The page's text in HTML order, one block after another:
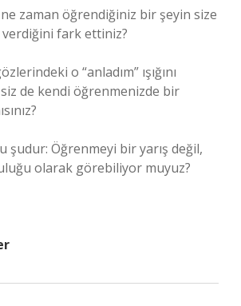
zaman öğrendiğiniz bir şeyin size
fark ettiniz?
o “anladım” ışığını
de kendi öğrenmenizde bir
şudur: Öğrenmeyi bir yarış değil,
olarak görebiliyor muyuz?